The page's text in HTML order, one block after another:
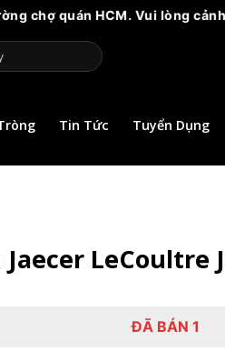
Vui lòng cảnh giác với các cơ
Tin Tức Tuyển Dụng
LeCoultre
ĐÃ BÁN 1